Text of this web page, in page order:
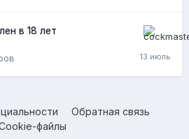
в 18 лет
Обратная связь
файлы